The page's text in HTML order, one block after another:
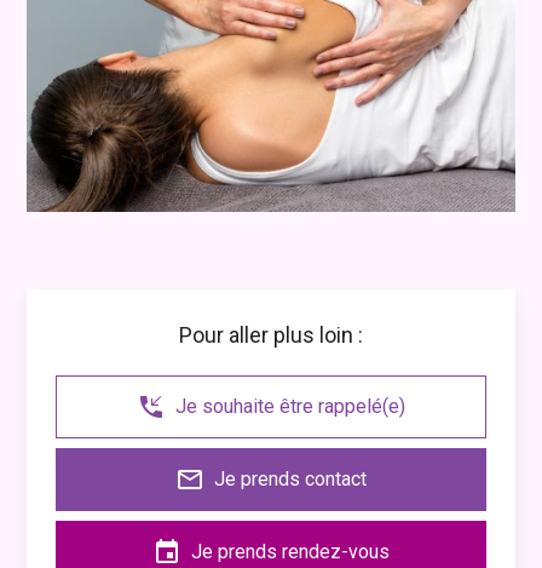
Pour aller plus loin :
phone_callback Je souhaite être rappelé(e)
mail_outline Je prends contact
event Je prends rendez-vous